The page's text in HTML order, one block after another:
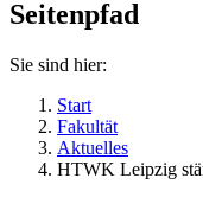
Seitenpfad
Sie sind hier:
Start
Fakultät
Aktuelles
HTWK Leipzig